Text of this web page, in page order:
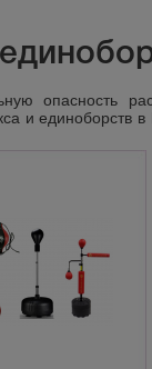
опасность
и единоборств в